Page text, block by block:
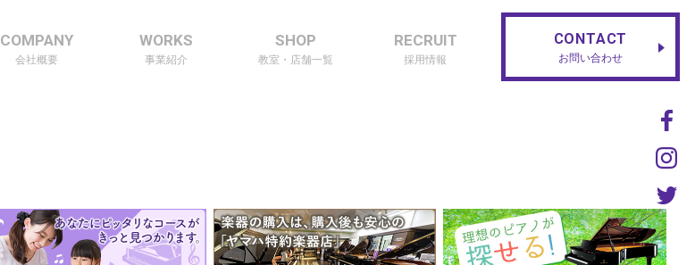
COMPANY
会社概要
WORKS
事業紹介
SHOP
教室・店舗一覧
RECRUIT
採用情報
CONTACT
お問い合わせ